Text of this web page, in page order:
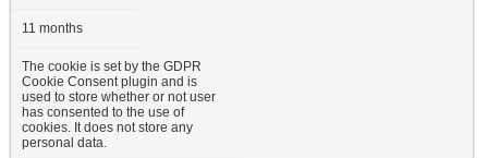
11 months
The cookie is set by the GDPR
Cookie Consent plugin and is
used to store whether or not user
has consented to the use of
cookies. It does not store any
personal data.